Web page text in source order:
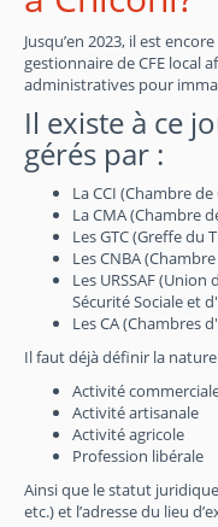
Jusqu’en 2023, il est
gestionnaire de CFE local
administratives pour
Il existe à ce
gérés par :
La CCI (Chambre
La CMA (Chambre
Les GTC (Greffe du
Les CNBA
Les URSSAF
Sécurité Sociale et
Les CA (Chambres
Il faut déjà définir la
Activité
Activité artisanale
Activité agricole
Profession libérale
Ainsi que le statut juridique
etc.) et l’adresse du lieu